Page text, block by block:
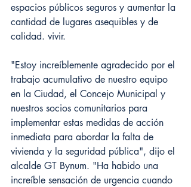
espacios públicos seguros y aumentar la
cantidad de lugares asequibles y de
calidad. vivir.
"Estoy increíblemente agradecido por el
trabajo acumulativo de nuestro equipo
en la Ciudad, el Concejo Municipal y
nuestros socios comunitarios para
implementar estas medidas de acción
inmediata para abordar la falta de
vivienda y la seguridad pública", dijo el
alcalde GT Bynum. "Ha habido una
increíble sensación de urgencia cuando